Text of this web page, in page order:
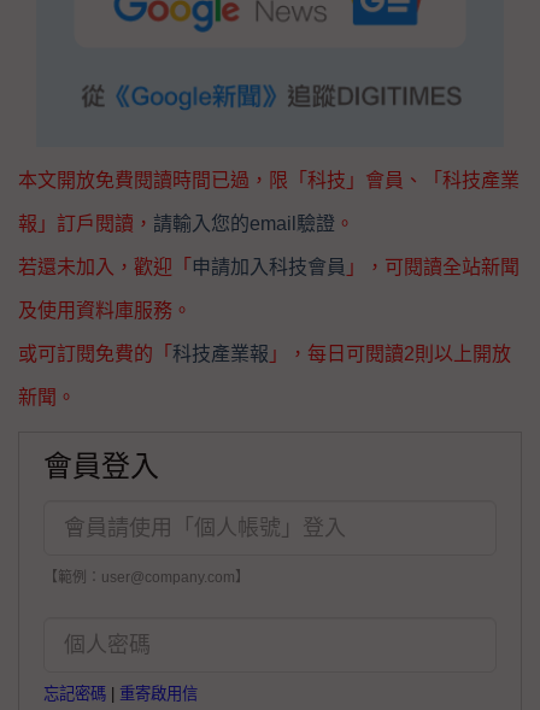
本文開放免費閱讀時間已過，限「科技」會員、「科技產業
報」訂戶閱讀， 請輸入您的email驗證 。
若還未加入，歡迎「 申請加入科技會員 」，可閱讀全站新聞
及使用資料庫服務。
或可訂閱免費的「 科技產業報 」，每日可閱讀2則以上開放
新聞。
會員登入
【範例：user@company.com】
忘記密碼 重寄啟用信